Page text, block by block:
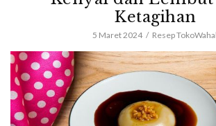
Ketagihan
5 Maret 2024 Resep